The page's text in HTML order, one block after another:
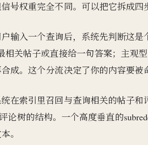
号权重完全不同。可以把它拆成四
输入一个查询后，系统先判断这
相关帖子或直接给一句答案；主观
成。这个分流决定了你的内容要被
在索引里召回与查询相关的帖子
论树的结构。一个高度垂直的
。